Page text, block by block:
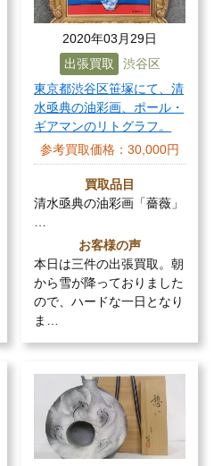
2020年03月29日
出張買取
渋谷区
東京都渋谷区笹塚にて、清
水亟典の油彩画、ポール・
ギアマンのリトグラフ。
参考買取価格：30,000円
買取品目
清水亟典の油彩画「薔薇」
お客様の声
本日は三件の出張買取。朝
から雪が降っておりました
ので、ハードな一日となり
ま…